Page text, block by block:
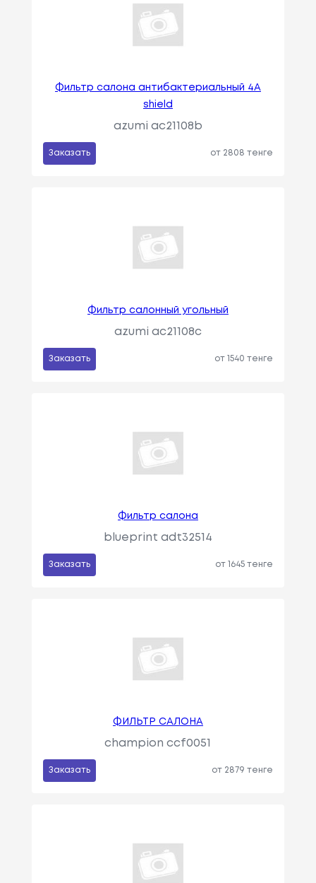
Фильтр салона антибактериальный 4A
shield
azumi ac21108b
Заказать от 2808 тенге
Фильтр салонный угольный
azumi ac21108c
Заказать от 1540 тенге
Фильтр салона
blueprint adt32514
Заказать от 1645 тенге
ФИЛЬТР САЛОНА
champion ccf0051
Заказать от 2879 тенге